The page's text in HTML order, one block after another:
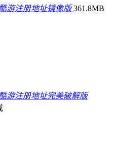
游注册地址镜像版 361.8MB
游注册地址完美破解版